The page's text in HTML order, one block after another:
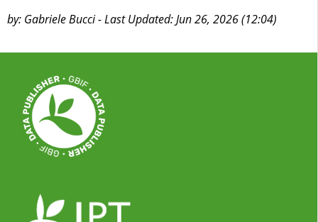
by: Gabriele Bucci - Last Updated: Jun 26, 2026 (12:04)